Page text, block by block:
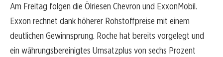
Am Freitag folgen die Ölriesen Chevron und ExxonMobil.
Exxon rechnet dank höherer Rohstoffpreise mit einem
deutlichen Gewinnsprung. Roche hat bereits vorgelegt und
ein währungsbereinigtes Umsatzplus von sechs Prozent